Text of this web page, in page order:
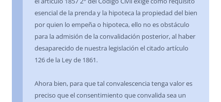
esencial de la prenda y la hipoteca la propiedad del bien
por quien lo empeña o hipoteca, ello no es obstáculo
para la admisión de la convalidación posterior, al haber
desaparecido de nuestra legislación el citado artículo
126 de la Ley de 1861.
Ahora bien, para que tal convalescencia tenga valor es
preciso que el consentimiento que convalida sea un